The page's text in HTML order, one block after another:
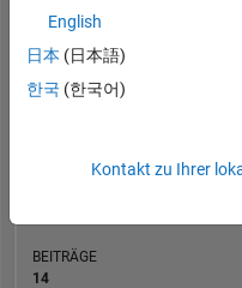
RANG
of
REPUTATION
BEITRÄGE
14
English
日本 (日本語)
한국 (한국어)
Kontakt zu Ihrer